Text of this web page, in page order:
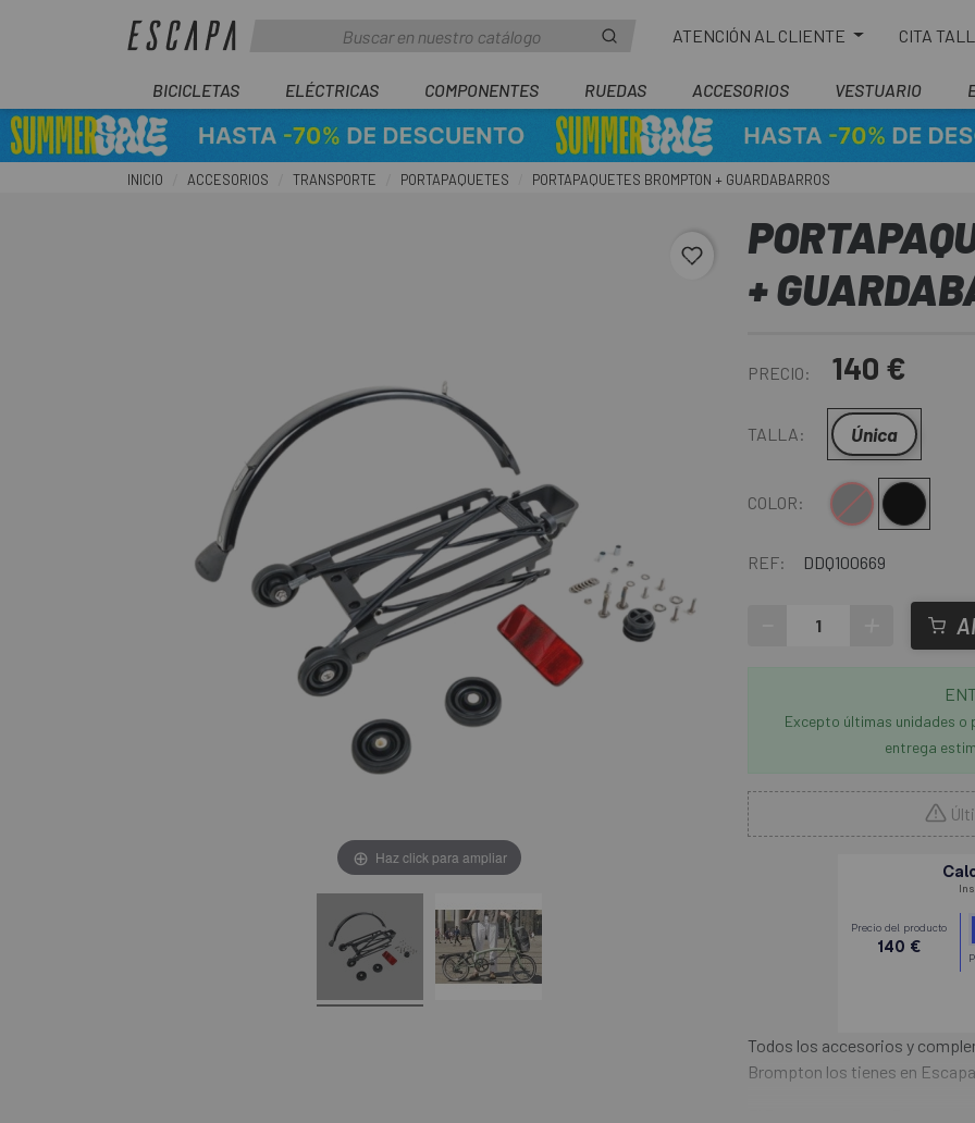
ATENCIÓN AL CLIENTE CITA
BICICLETAS ELÉCTRICAS COMPONENTES RUEDAS ACCESORIOS VESTUARIO
INICIO ACCESORIOS TRANSPORTE PORTAPAQUETES PORTAPAQUETES BROMPTON + GUARDABARROS
favorite_border
Haz click para ampliar
+
PRECIO: 140 €
TALLA: Única
COLOR: Gris Negro
REF: DDQ100669
Excepto últimas unidades
entrega
Todos los accesorios y
Brompton los tienes en